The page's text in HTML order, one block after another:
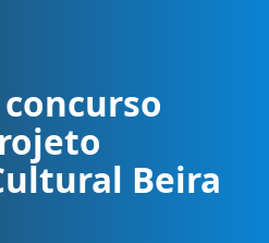
Rio - Instituto Projeto Esportivo
Beira